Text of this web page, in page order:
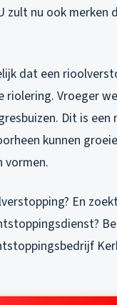
zult nu ook merken
dat een
riolering. Vroeger
Dit is een
kunnen
vormen.
En